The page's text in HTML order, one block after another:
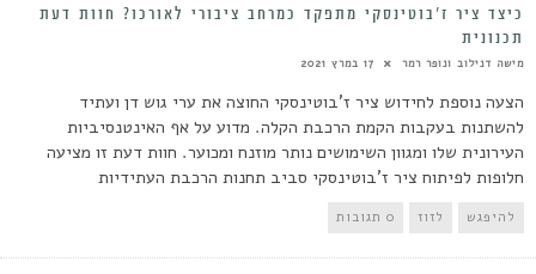
­­כיצד ציר ז’בוטינסקי מתפקד­ כמרחב ציבורי לאורכו? חוות דעת
תכנונית
מישה דנילוב ונופר רמר 17 במרץ 2021
הצעה נוספת לחידוש ציר ז’בוטינסקי החוצה את ערי גוש דן ועתיד
להשתנות בעקבות הקמת הרכבת הקלה. מדוע על אף האינטנסיביות
העירונית שלו ומגוון השימושים נותר מוזנח ומכוער. חוות דעת זו מציעה
חלופות לפיתוח ציר ז’בוטינסקי סביב תחנות הרכבת העתידיות
להיפגש לזוז 0 תגובות